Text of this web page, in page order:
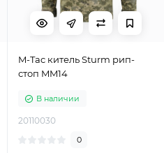
M-Tac китель Sturm рип-
стоп MM14
В наличии
20110030
0